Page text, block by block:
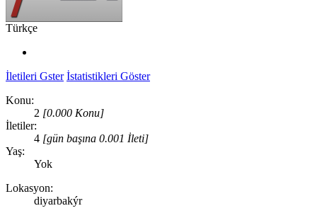
Türkçe
İletileri Gster İstatistikleri Göster
Konu:
2 [0.000 Konu]
İletiler:
4 [gün başına 0.001 İleti]
Yaş:
Yok
Lokasyon:
diyarbakýr